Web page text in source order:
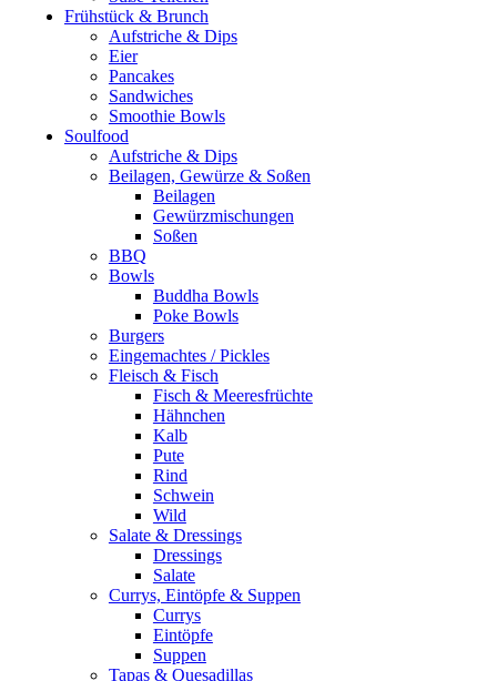
Frühstück & Brunch
Aufstriche & Dips
Eier
Pancakes
Sandwiches
Smoothie Bowls
Soulfood
Aufstriche & Dips
Beilagen, Gewürze & Soßen
Beilagen
Gewürzmischungen
Soßen
BBQ
Bowls
Buddha Bowls
Poke Bowls
Burgers
Eingemachtes / Pickles
Fleisch & Fisch
Fisch & Meeresfrüchte
Hähnchen
Kalb
Pute
Rind
Schwein
Wild
Salate & Dressings
Dressings
Salate
Currys, Eintöpfe & Suppen
Currys
Eintöpfe
Suppen
Tapas & Quesadillas